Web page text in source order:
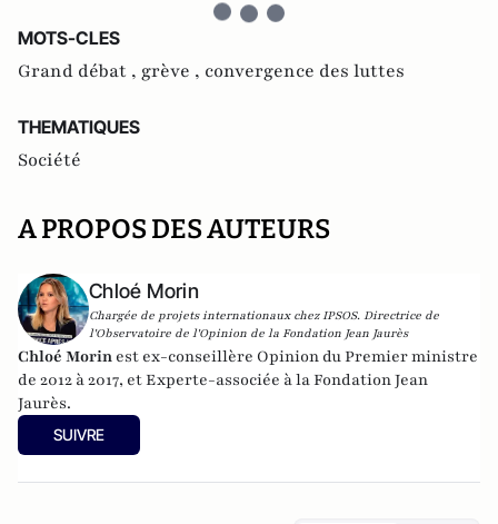
MOTS-CLES
Grand débat , grève , convergence des luttes
THEMATIQUES
Société
A PROPOS DES AUTEURS
Chloé Morin
Chargée de projets internationaux chez IPSOS. Directrice de
l'Observatoire de l'Opinion de la Fondation Jean Jaurès
Chloé Morin est ex-conseillère Opinion du Premier ministre
de 2012 à 2017, et Experte-associée à la Fondation Jean
Jaurès.
SUIVRE